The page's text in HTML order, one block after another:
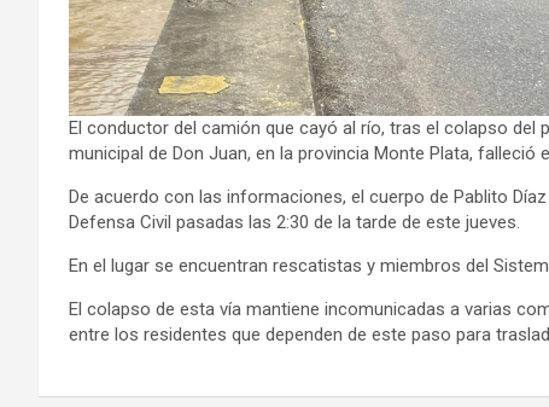
El conductor del camión que cayó al río, tras el colapso
municipal de Don Juan, en la provincia Monte Plata, falleció
De acuerdo con las informaciones, el cuerpo de Pablito
Defensa Civil pasadas las 2:30 de la tarde de este jueves.
En el lugar se encuentran rescatistas y miembros del
El colapso de esta vía mantiene incomunicadas a varias
entre los residentes que dependen de este paso para
Navegación